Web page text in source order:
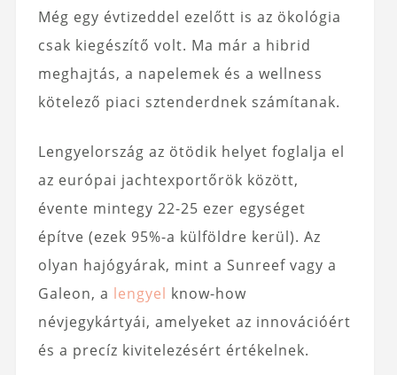
Még egy évtizeddel ezelőtt is az ökológia
csak kiegészítő volt. Ma már a hibrid
meghajtás, a napelemek és a wellness
kötelező piaci sztenderdnek számítanak.
Lengyelország az ötödik helyet foglalja el
az európai jachtexportőrök között,
évente mintegy 22-25 ezer egységet
építve (ezek 95%-a külföldre kerül). Az
olyan hajógyárak, mint a Sunreef vagy a
Galeon, a lengyel know-how
névjegykártyái, amelyeket az innovációért
és a precíz kivitelezésért értékelnek.